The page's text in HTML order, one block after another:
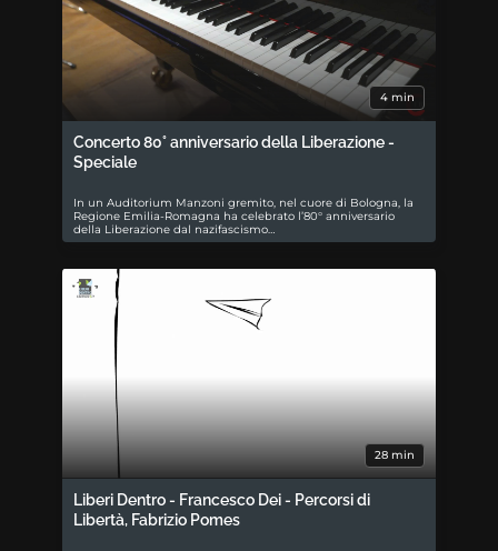
4 min
Concerto 80° anniversario della Liberazione -
Speciale
In un Auditorium Manzoni gremito, nel cuore di Bologna, la
Regione Emilia-Romagna ha celebrato l’80° anniversario
della Liberazione dal nazifascismo…
28 min
Liberi Dentro - Francesco Dei - Percorsi di
Libertà, Fabrizio Pomes